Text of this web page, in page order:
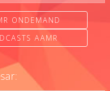
ONDEMAND
AAMR